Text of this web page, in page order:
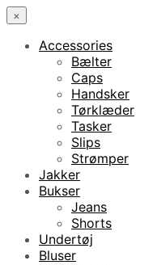
×
Accessories
Bælter
Caps
Handsker
Tørklæder
Tasker
Slips
Strømper
Jakker
Bukser
Jeans
Shorts
Undertøj
Bluser